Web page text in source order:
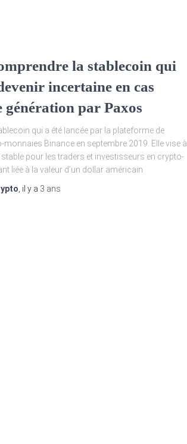
la stablecoin qui
incertaine en cas
génération par Paxos
qui a été lancée par la plateforme de
Binance en septembre 2019. Elle vise à
pour les traders et investisseurs en crypto-
liée à la valeur d’un dollar américain
, il y a 3 ans